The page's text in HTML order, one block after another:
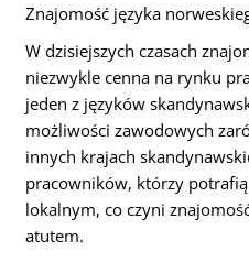
Znajomość języka
W dzisiejszych czasach
niezwykle cenna na rynku
jeden z języków
możliwości zawodowych
innych krajach
pracowników, którzy
lokalnym, co czyni
atutem.